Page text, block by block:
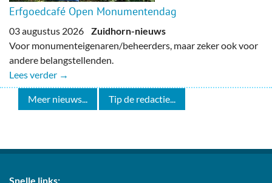
Erfgoedcafé Open Monumentendag
03 augustus 2026 Zuidhorn-nieuws
Voor monumenteigenaren/beheerders, maar zeker ook voor
andere belangstellenden.
Lees verder →
Meer nieuws... Tip de redactie...
Snelle links: